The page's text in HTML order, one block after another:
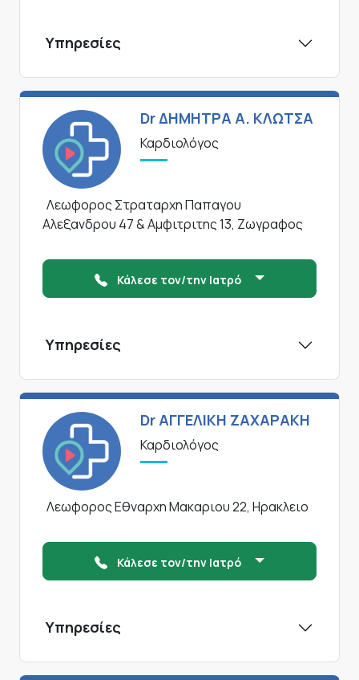
Υπηρεσίες
Dr ΔΗΜΗΤΡΑ Α. ΚΛΩΤΣΑ
Καρδιολόγος
Λεωφορος Στραταρχη Παπαγου
Αλεξανδρου 47 & Αμφιτριτης 13, Ζωγραφος
Κάλεσε τον/την Ιατρό
Υπηρεσίες
Dr ΑΓΓΕΛΙΚΗ ΖΑΧΑΡΑΚΗ
Καρδιολόγος
Λεωφορος Εθναρχη Μακαριου 22, Ηρακλειο
Κάλεσε τον/την Ιατρό
Υπηρεσίες